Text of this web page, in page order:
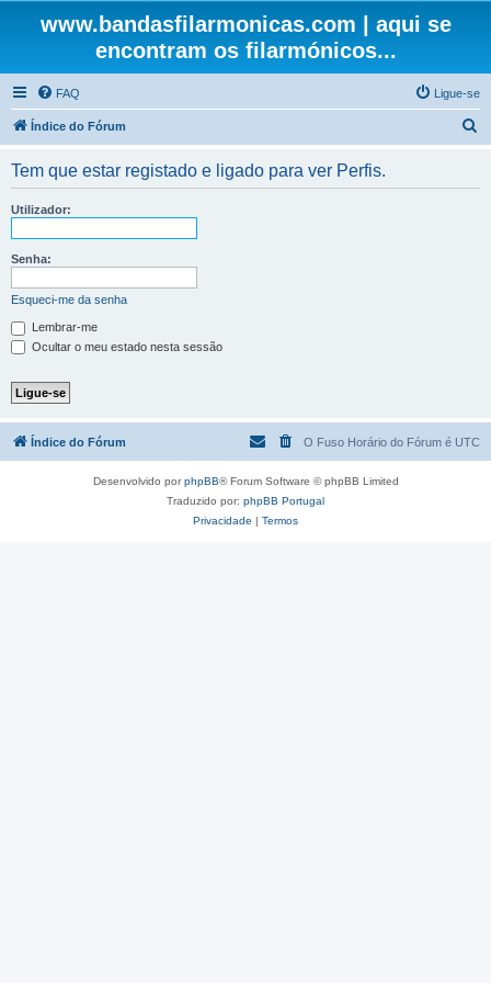
www.bandasfilarmonicas.com | aqui se
encontram os filarmónicos...
FAQ Ligue-se
Índice do Fórum
Tem que estar registado e ligado para ver Perfis.
Utilizador:
Senha:
Esqueci-me da senha
Lembrar-me
Ocultar o meu estado nesta sessão
Índice do Fórum O Fuso Horário do Fórum é UTC
Desenvolvido porphpBB® Forum Software © phpBB Limited
Traduzido por: phpBB Portugal
Privacidade | Termos